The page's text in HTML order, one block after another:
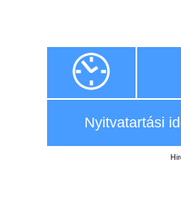
Nyitvatartási